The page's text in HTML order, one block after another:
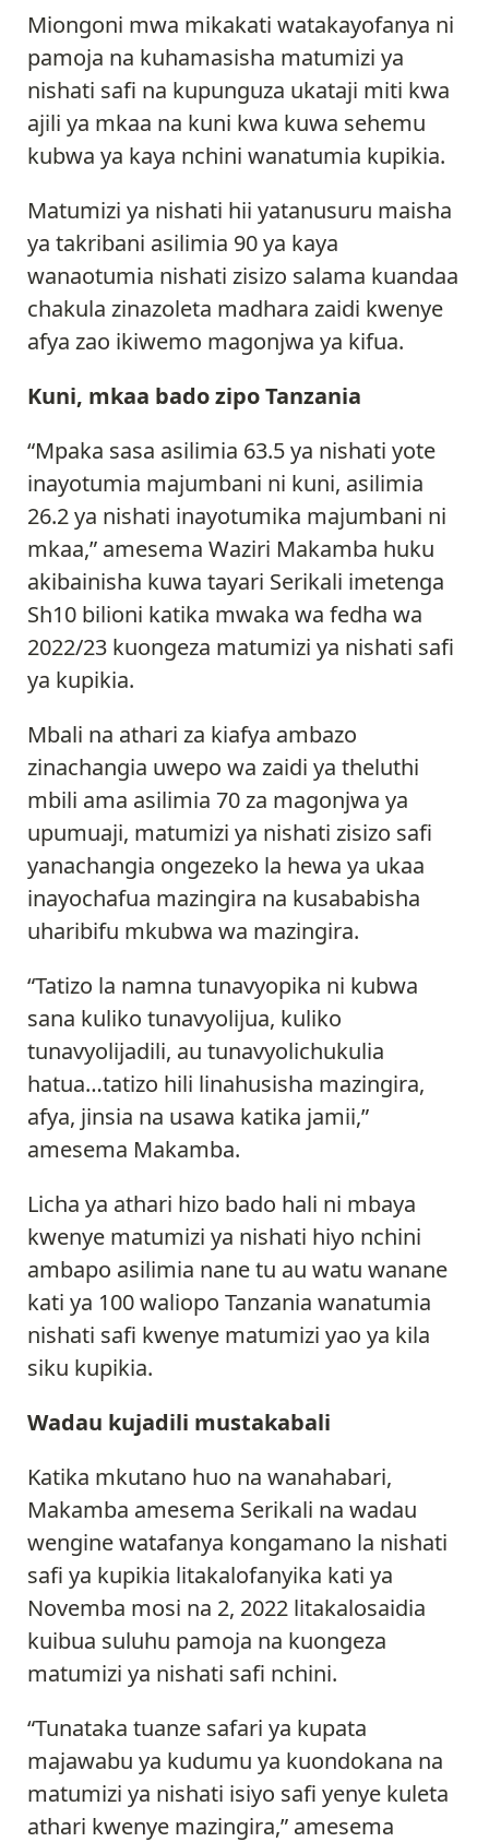
Miongoni mwa mikakati watakayofanya ni
pamoja na kuhamasisha matumizi ya
nishati safi na kupunguza ukataji miti kwa
ajili ya mkaa na kuni kwa kuwa sehemu
kubwa ya kaya nchini wanatumia kupikia.
Matumizi ya nishati hii yatanusuru maisha
ya takribani asilimia 90 ya kaya
wanaotumia nishati zisizo salama kuandaa
chakula zinazoleta madhara zaidi kwenye
afya zao ikiwemo magonjwa ya kifua.
Kuni, mkaa bado zipo Tanzania
“Mpaka sasa asilimia 63.5 ya nishati yote
inayotumia majumbani ni kuni, asilimia
26.2 ya nishati inayotumika majumbani ni
mkaa,” amesema Waziri Makamba huku
akibainisha kuwa tayari Serikali imetenga
Sh10 bilioni katika mwaka wa fedha wa
2022/23 kuongeza matumizi ya nishati safi
ya kupikia.
Mbali na athari za kiafya ambazo
zinachangia uwepo wa zaidi ya theluthi
mbili ama asilimia 70 za magonjwa ya
upumuaji, matumizi ya nishati zisizo safi
yanachangia ongezeko la hewa ya ukaa
inayochafua mazingira na kusababisha
uharibifu mkubwa wa mazingira.
“Tatizo la namna tunavyopika ni kubwa
sana kuliko tunavyolijua, kuliko
tunavyolijadili, au tunavyolichukulia
hatua…tatizo hili linahusisha mazingira,
afya, jinsia na usawa katika jamii,”
amesema Makamba.
Licha ya athari hizo bado hali ni mbaya
kwenye matumizi ya nishati hiyo nchini
ambapo asilimia nane tu au watu wanane
kati ya 100 waliopo Tanzania wanatumia
nishati safi kwenye matumizi yao ya kila
siku kupikia.
Wadau kujadili mustakabali
Katika mkutano huo na wanahabari,
Makamba amesema Serikali na wadau
wengine watafanya kongamano la nishati
safi ya kupikia litakalofanyika kati ya
Novemba mosi na 2, 2022 litakalosaidia
kuibua suluhu pamoja na kuongeza
matumizi ya nishati safi nchini.
“Tunataka tuanze safari ya kupata
majawabu ya kudumu ya kuondokana na
matumizi ya nishati isiyo safi yenye kuleta
athari kwenye mazingira,” amesema